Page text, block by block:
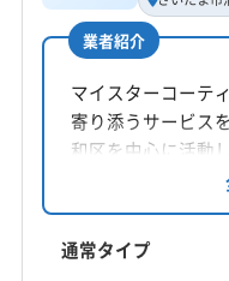
所在地
さ
さいたま市中央区
業者紹介
マイスターコーテ
寄り添うサービス
和区を中心に活動
体に優しい洗剤を
ングを提供。完全
対応しています。
休。複数台割引や
通常タイプ